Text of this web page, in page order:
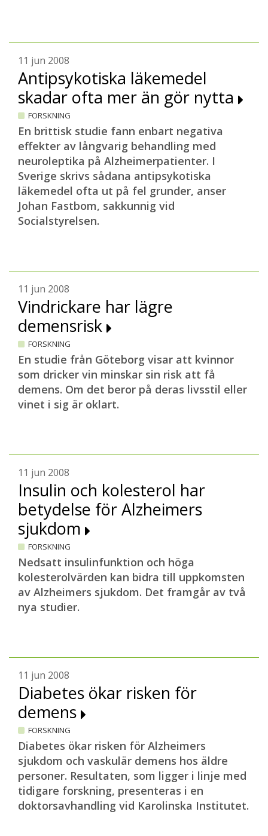
11 jun 2008
Antipsykotiska läkemedel
skadar ofta mer än gör nytta
FORSKNING
En brittisk studie fann enbart negativa
effekter av långvarig behandling med
neuroleptika på Alzheimerpatienter. I
Sverige skrivs sådana antipsykotiska
läkemedel ofta ut på fel grunder, anser
Johan Fastbom, sakkunnig vid
Socialstyrelsen.
11 jun 2008
Vindrickare har lägre
demensrisk
FORSKNING
En studie från Göteborg visar att kvinnor
som dricker vin minskar sin risk att få
demens. Om det beror på deras livsstil eller
vinet i sig är oklart.
11 jun 2008
Insulin och kolesterol har
betydelse för Alzheimers
sjukdom
FORSKNING
Nedsatt insulinfunktion och höga
kolesterolvärden kan bidra till uppkomsten
av Alzheimers sjukdom. Det framgår av två
nya studier.
11 jun 2008
Diabetes ökar risken för
demens
FORSKNING
Diabetes ökar risken för Alzheimers
sjukdom och vaskulär demens hos äldre
personer. Resultaten, som ligger i linje med
tidigare forskning, presenteras i en
doktorsavhandling vid Karolinska Institutet.